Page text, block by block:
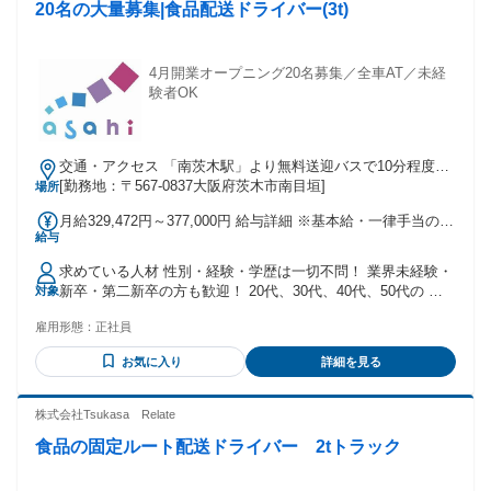
んな方にピッタリ！歓迎条件
ビューを目指したい」 という方も大歓迎！ ・先輩のほとんど
が未経験スタートなので、 はじめての不安もしっかり理解し
てフォローします◎ ◆ 経験やスキルを活かしたい方 ・倉庫
作業や軽作業の経験がある方 ・フォークリフト免許をお持ち
方 ・モクモクと作業に集中するのが好きな方 ・チームワーク
を大切にしながら、長く安定して働きたい方
の雰囲気 ━━━━━━━━━━━━━ 若手社員を中心に、活
で、 入社後はできることから少しずつ慣れていけばOK。 わ
からないことがあってもスグに聞ける環境が整っています◎
働ける充実設備 ━━━━━━━━━━━━━ ◆ 6階の絶景リ
フレッシュ空間！ ・眺望抜群の綺麗な休憩室を完備！ 目の前
に広がる景色を見ながらリラックスできます。 ・室内には
すぐ買えて便利です◎ ◆ 選べる通勤スタイル！ ・【無料シ
ャトルバス運行中】 「彩都西駅」「JR茨木駅」の各駅から送
迎バスが出ているので、電車通勤もラクラク！ ・【マイカ
20名の大量募集|食品配送ドライバー(3t)
4月開業オープニング20名募集／全車AT／未経
験者OK
場所
交通・アクセス 「南茨木駅」より無料送迎バスで10分程度！
マイカー通勤OK・無料駐車場あり
[勤務地：〒567-0837大阪府茨木市南目垣]
給与
月給329,472円～377,000円 給与詳細 ※基本給・一律手当の総
し 【一律手当】 全員に一律で支払われる通勤・皆勤・家族手
当金額：あり 1ヶ月あたり12万4459円 〜 12万4459円 全員に
一律で支払われるその他手当金額：なし ※給与には一律業務
手当など12万4459円を含む
対象
求めている人材 性別・経験・学歴は一切不問！ 業界未経験・
新卒・第二新卒の方も歓迎！ 20代、30代、40代、50代の 年
普通自動車免許 ＜先輩ドライバーの前職例＞ 事務、販売職、
軽貨物ドライバー、 トラック運転手、大型ドライバー、 トラ
ックドライバー、2tドライバー、 運送、運転手、4tドライバ
入を実現＞ 経験者は即戦力として大歓迎！ ルート配送の地道
のタフさも大切な宝です 経験者の中には大型ドライバーとし
雇用形態： 正社員
お気に入り 詳細を見る
株式会社Tsukasa Relate
食品の固定ルート配送ドライバー 2tトラック